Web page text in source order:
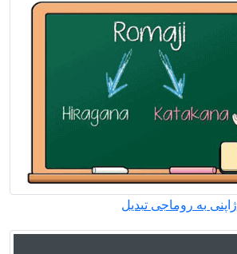
ژاپنی به روماجی تبدیل